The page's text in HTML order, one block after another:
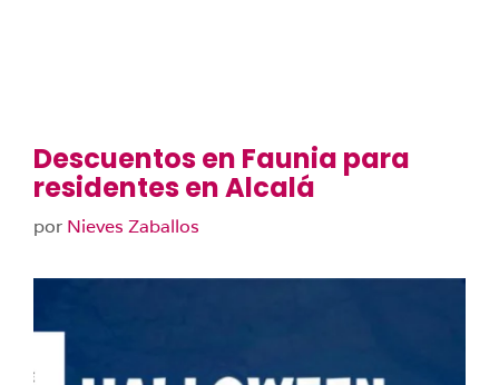
Descuentos en Faunia para
residentes en Alcalá
por Nieves Zaballos